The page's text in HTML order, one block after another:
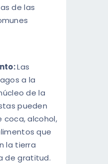
de las
Las
a la
de la
pueden
coca, alcohol,
que
la tierra
de gratitud.